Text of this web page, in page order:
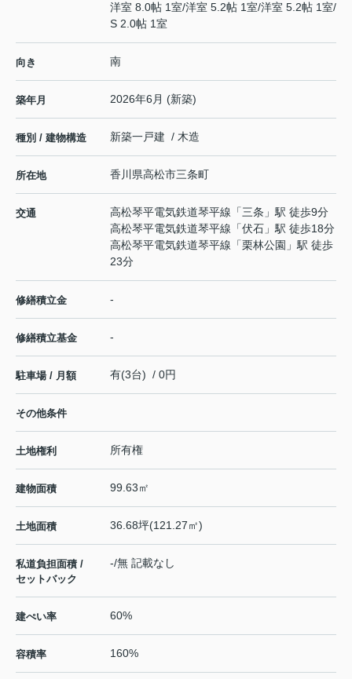
洋室 8.0帖 1室/洋室 5.2帖 1室/洋室 5.2帖 1室/
S 2.0帖 1室
向き 南
築年月 2026年6月 (新築)
種別 / 建物構造 新築一戸建 / 木造
所在地 香川県高松市三条町
交通 高松琴平電気鉄道琴平線 「三条 」駅 徒歩9分
高松琴平電気鉄道琴平線 「伏石 」駅 徒歩18分
高松琴平電気鉄道琴平線 「栗林公園 」駅 徒歩
23分
修繕積立金 -
修繕積立基金 -
駐車場 / 月額 有(3台) / 0円
その他条件
土地権利 所有権
建物面積 99.63㎡
土地面積 36.68坪(121.27㎡)
私道負担面積 /
セットバック
-/無 記載なし
建ぺい率 60%
容積率 160%